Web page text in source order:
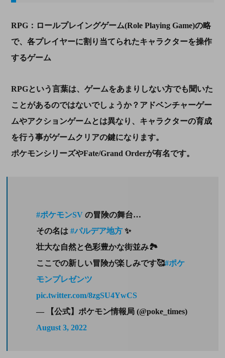
RPG：ロールプレイングゲーム(Role Playing Game)の略
で、各プレイヤーに割り当てられたキャラクターを操作
するゲーム
RPGという言葉は、ゲームをあまりしない方でも聞いた
ことがあるのではないでしょうか？アドベンチャーゲー
ムやアクションゲームとは異なり、キャラクターの育成
を行う事がゲームクリアの鍵になります。
ポケモンシリーズやFate/Grand Orderが有名です。
#ポケモンSVの冒険の舞台…
その名は #パルデア地方✨
壮大な自然と色彩豊かな街並み🏞️
ここでの新しい冒険が楽しみです🥰#ポケ
モンプレゼンツ
pic.twitter.com/8zgSU4YwCS
— 【公式】ポケモン情報局 (@poke_times)
August 3, 2022